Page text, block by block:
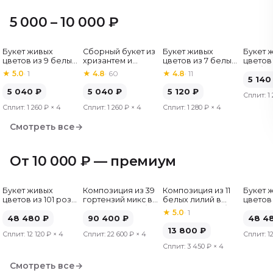
5 000 – 10 000 ₽
Букет живых
цветов из 9 белых
роз, Эквадор, 60
см
★ 5.0· 1
5 040 ₽
Сплит: 1 260 ₽ × 4
Хит
Сборный букет из
хризантем и
альстромерий
★ 4.8· 60
5 040 ₽
Сплит: 1 260 ₽× 4
Букет живых
цветов из 7 белых
хризантем
★4.8·11
5 120 ₽
Сплит:1 280 ₽ × 4
Букет
цветов
5 140
Сплит: 1
Смотреть все→
От 10 000 ₽ — премиум
Букет живых
цветов из 101 розы
см
48 480 ₽
Сплит: 12 120 ₽ × 4
Композиция из 39
гортензий микс в
90 400 ₽
Сплит: 22 600 ₽× 4
Композиция из 11
белых лилий в
шляпной коробке
★5.0·1
13 800 ₽
Сплит:3 450 ₽ × 4
Букет
цветов
см
48
Сплит:
Смотреть все→